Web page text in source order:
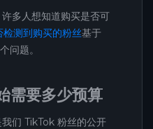
多人想知道购买是否可
测到购买的粉丝基于
问题。
要多少预算
们 TikTok 粉丝的公开